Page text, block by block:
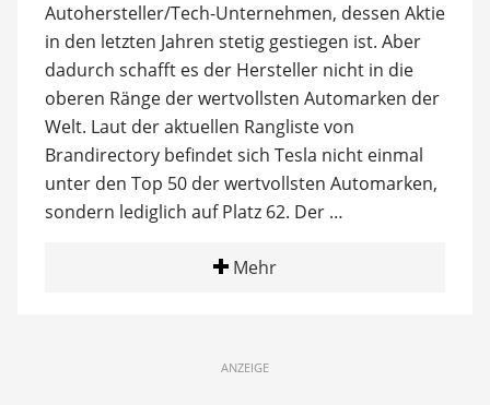
Autohersteller/Tech-Unternehmen, dessen Aktie
in den letzten Jahren stetig gestiegen ist. Aber
dadurch schafft es der Hersteller nicht in die
oberen Ränge der wertvollsten Automarken der
Welt. Laut der aktuellen Rangliste von
Brandirectory befindet sich Tesla nicht einmal
unter den Top 50 der wertvollsten Automarken,
sondern lediglich auf Platz 62. Der …
Mehr
ANZEIGE